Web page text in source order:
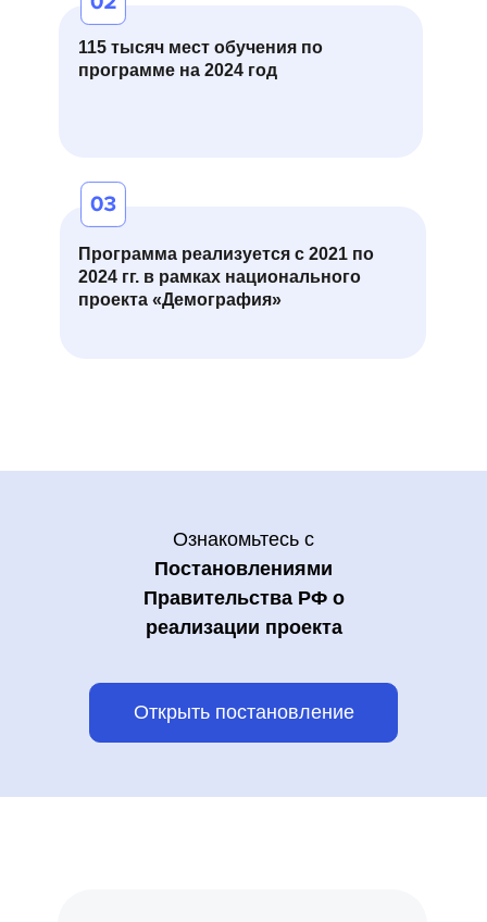
115 тысяч мест обучения по
программе на 2024 год
Программа реализуется с 2021 по
2024 гг. в рамках национального
проекта «Демография»
Ознакомьтесь с
Постановлениями
Правительства РФ о
реализации проекта
Открыть постановление